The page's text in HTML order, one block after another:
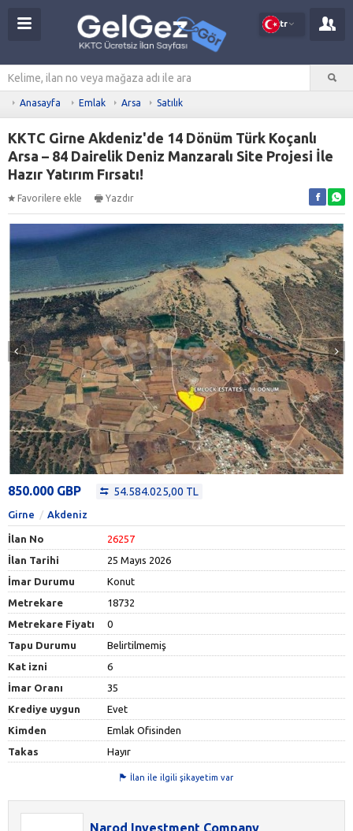
tr
Anasayfa Emlak Arsa Satılık
KKTC Girne Akdeniz'de 14 Dönüm Türk Koçanlı
Arsa – 84 Dairelik Deniz Manzaralı Site Projesi İle
Hazır Yatırım Fırsatı!
Favorilere ekle Yazdır
850.000 GBP 54.584.025,00 TL
Girne Akdeniz
İlan No
26257
İlan Tarihi
25 Mayıs 2026
İmar Durumu
Konut
Metrekare
18732
Metrekare Fiyatı
0
Tapu Durumu
Belirtilmemiş
Kat izni
6
İmar Oranı
35
Krediye uygun
Evet
Kimden
Emlak Ofisinden
Takas
Hayır
İlan ile ilgili şikayetim var
Narod Investment Company